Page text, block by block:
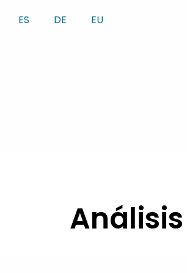
Inhalt
ES DE EU